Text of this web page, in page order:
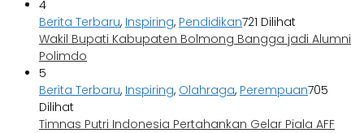
4
Berita Terbaru, Inspiring, Pendidikan721 Dilihat
Wakil Bupati Kabupaten Bolmong Bangga jadi Alumni
Polimdo
5
Berita Terbaru, Inspiring, Olahraga, Perempuan705
Dilihat
Timnas Putri Indonesia Pertahankan Gelar Piala AFF